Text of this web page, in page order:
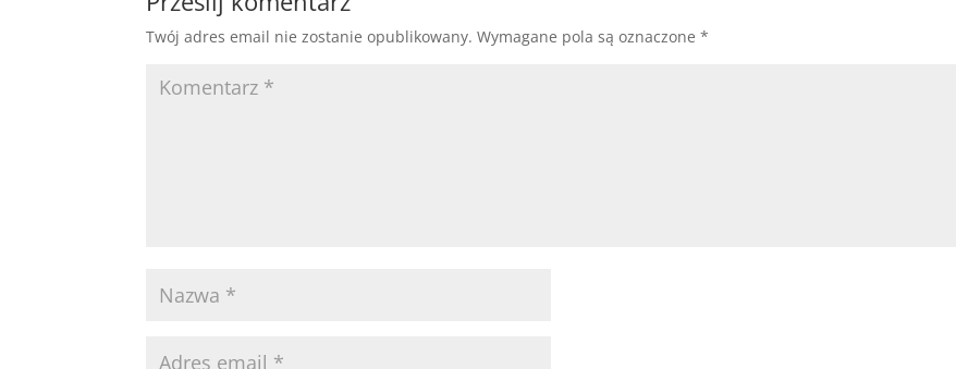
Twój adres email nie zostanie opublikowany. Wymagane pola są oznaczone*